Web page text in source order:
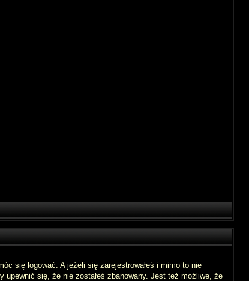
się logować. A jeżeli się zarejestrowałeś i mimo to nie
upewnić się, że nie zostałeś zbanowany. Jest też możliwe, że